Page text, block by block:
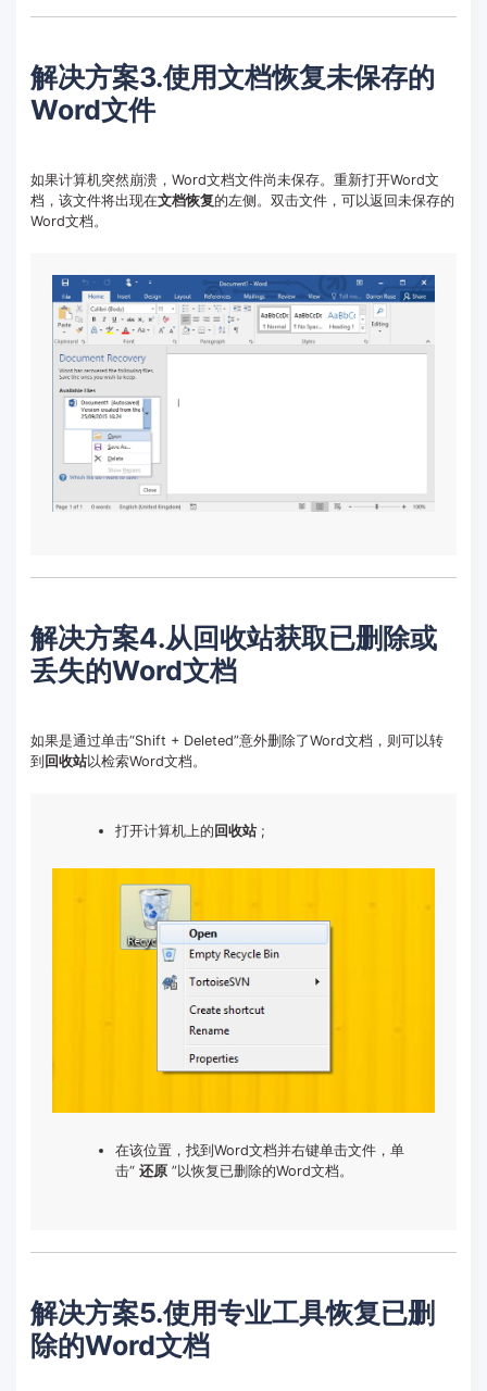
解决方案3.使用文档恢复未保存的
Word文件
如果计算机突然崩溃，Word文档文件尚未保存。重新打开Word文
档，该文件将出现在文档恢复的左侧。双击文件，可以返回未保存的
Word文档。
解决方案4.从回收站获取已删除或
丢失的Word文档
如果是通过单击“Shift + Deleted”意外删除了Word文档，则可以转
到 回收站以检索Word文档。
打开计算机上的 回收站;
在该位置，找到Word文档并右键单击文件，单
击“ 还原”以恢复已删除的Word文档。
解决方案5.使用专业工具恢复已删
除的Word文档